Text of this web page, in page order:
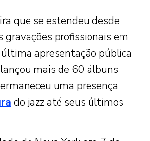
que se estendeu desde
gravações profissionais em
apresentação pública
mais de 60 álbuns
uma presença
do jazz até seus últimos